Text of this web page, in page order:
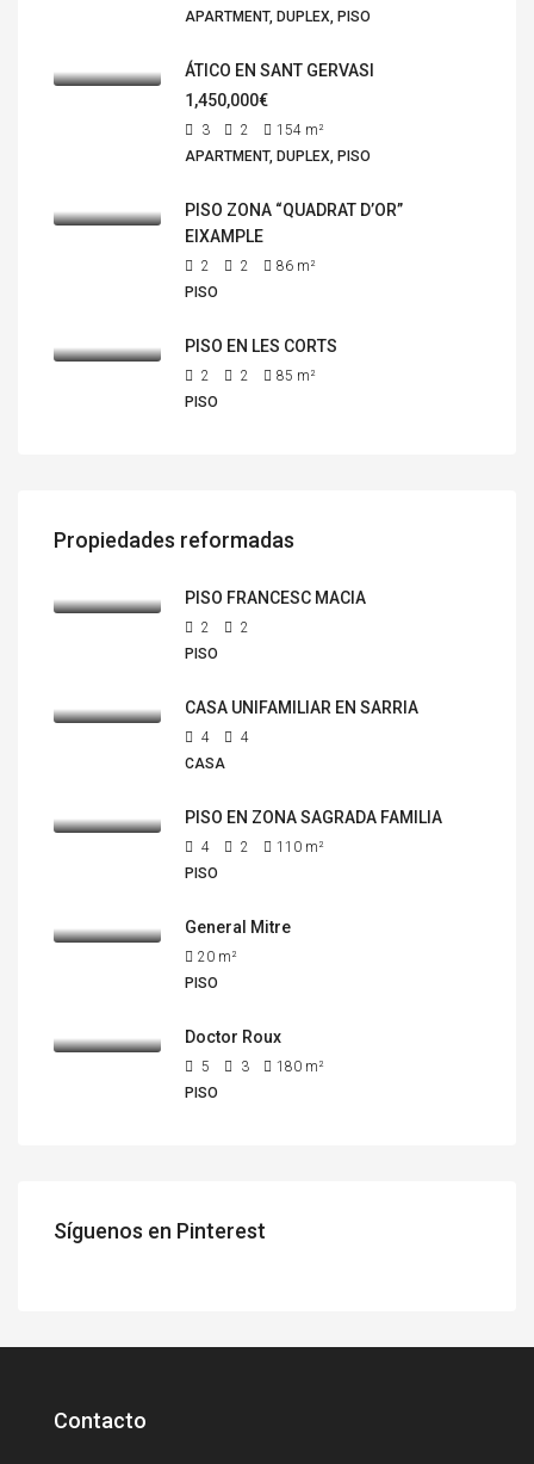
APARTMENT, DUPLEX, PISO
ÁTICO EN SANT GERVASI
1,450,000€
3 2 154 m²
APARTMENT, DUPLEX, PISO
PISO ZONA “QUADRAT D’OR”
EIXAMPLE
2 2 86 m²
PISO
PISO EN LES CORTS
2 2 85 m²
PISO
Propiedades reformadas
PISO FRANCESC MACIA
2
2
PISO
CASA UNIFAMILIAR EN SARRIA
4
4
CASA
PISO EN ZONA SAGRADA FAMILIA
4 2 110 m²
PISO
General Mitre
20 m²
PISO
Doctor Roux
5 3 180 m²
PISO
Síguenos en Pinterest
Contacto